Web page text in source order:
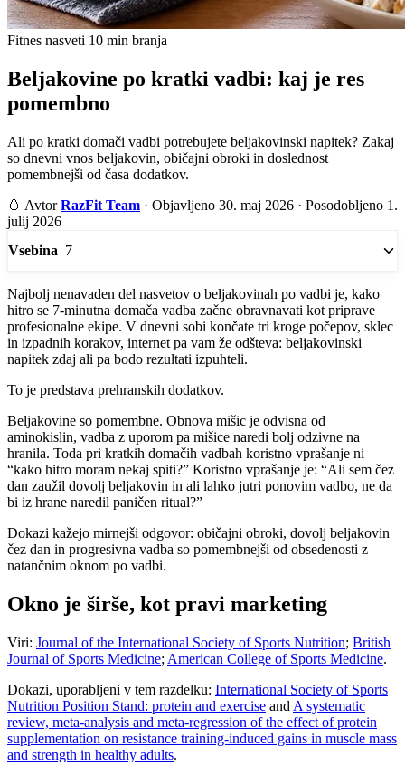
Fitnes nasveti 10 min branja
Beljakovine po kratki vadbi: kaj je res
pomembno
Ali po kratki domači vadbi potrebujete beljakovinski napitek? Zakaj
so dnevni vnos beljakovin, običajni obroki in doslednost
pomembnejši od časa dodatkov.
🥚 AvtorRazFit Team · Objavljeno 30. maj 2026 · Posodobljeno 1.
julij 2026
Vsebina 7
Najbolj nenavaden del nasvetov o beljakovinah po vadbi je, kako
hitro se 7-minutna domača vadba začne obravnavati kot priprave
profesionalne ekipe. V dnevni sobi končate tri kroge počepov, sklec
in izpadnih korakov, internet pa vam že odšteva: beljakovinski
napitek zdaj ali pa bodo rezultati izpuhteli.
To je predstava prehranskih dodatkov.
Beljakovine so pomembne. Obnova mišic je odvisna od
aminokislin, vadba z uporom pa mišice naredi bolj odzivne na
hranila. Toda pri kratkih domačih vadbah koristno vprašanje ni
“kako hitro moram nekaj spiti?” Koristno vprašanje je: “Ali sem čez
dan zaužil dovolj beljakovin in ali lahko jutri ponovim vadbo, ne da
bi iz hrane naredil paničen ritual?”
Dokazi kažejo mirnejši odgovor: običajni obroki, dovolj beljakovin
čez dan in progresivna vadba so pomembnejši od obsedenosti z
natančnim oknom po vadbi.
Okno je širše, kot pravi marketing
Viri: Journal of the International Society of Sports Nutrition; British
Journal of Sports Medicine; American College of Sports Medicine.
Dokazi, uporabljeni v tem razdelku: International Society of Sports
Nutrition Position Stand: protein and exercise and A systematic
review, meta-analysis and meta-regression of the effect of protein
supplementation on resistance training-induced gains in muscle mass
and strength in healthy adults.